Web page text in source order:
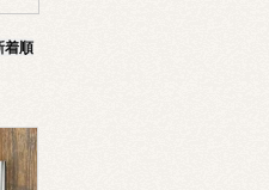
着順